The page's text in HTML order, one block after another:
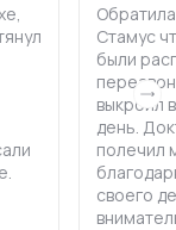
Стамус
были
выкроил
день.
полечил
своего